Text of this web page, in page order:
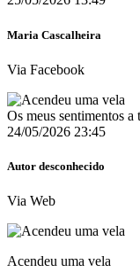
Maria Cascalheira
Via Facebook
Os meus sentimentos a
24/05/2026 23:45
Autor desconhecido
Via Web
Acendeu uma vela